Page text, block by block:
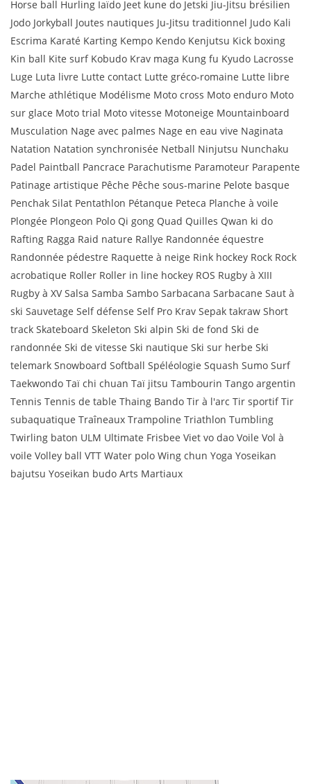
Horse ball Hurling Iaïdo Jeet kune do Jetski Jiu-Jitsu brésilien
Jodo Jorkyball Joutes nautiques Ju-Jitsu traditionnel Judo Kali
Escrima Karaté Karting Kempo Kendo Kenjutsu Kick boxing
Kin ball Kite surf Kobudo Krav maga Kung fu Kyudo Lacrosse
Luge Luta livre Lutte contact Lutte gréco-romaine Lutte libre
Marche athlétique Modélisme Moto cross Moto enduro Moto
sur glace Moto trial Moto vitesse Motoneige Mountainboard
Musculation Nage avec palmes Nage en eau vive Naginata
Natation Natation synchronisée Netball Ninjutsu Nunchaku
Padel Paintball Pancrace Parachutisme Paramoteur Parapente
Patinage artistique Pêche Pêche sous-marine Pelote basque
Penchak Silat Pentathlon Pétanque Peteca Planche à voile
Plongée Plongeon Polo Qi gong Quad Quilles Qwan ki do
Rafting Ragga Raid nature Rallye Randonnée équestre
Randonnée pédestre Raquette à neige Rink hockey Rock Rock
acrobatique Roller Roller in line hockey ROS Rugby à XIII
Rugby à XV Salsa Samba Sambo Sarbacana Sarbacane Saut à
ski Sauvetage Self défense Self Pro Krav Sepak takraw Short
track Skateboard Skeleton Ski alpin Ski de fond Ski de
randonnée Ski de vitesse Ski nautique Ski sur herbe Ski
telemark Snowboard Softball Spéléologie Squash Sumo Surf
Taekwondo Taï chi chuan Taï jitsu Tambourin Tango argentin
Tennis Tennis de table Thaing Bando Tir à l'arc Tir sportif Tir
subaquatique Traîneaux Trampoline Triathlon Tumbling
Twirling baton ULM Ultimate Frisbee Viet vo dao Voile Vol à
voile Volley ball VTT Water polo Wing chun Yoga Yoseikan
bajutsu Yoseikan budo Arts Martiaux